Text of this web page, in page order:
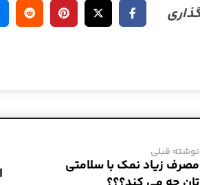
نوشته قبلی
مصرف زیاد نمک با سلامتی